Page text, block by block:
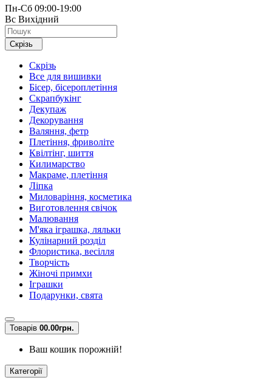
Пн-Сб 09:00-19:00
Вс Вихідний
Скрізь
Скрізь
Все для вишивки
Бісер, бісероплетіння
Скрапбукінг
Декупаж
Декорування
Валяння, фетр
Плетіння, фриволіте
Квілтінг, шиття
Килимарство
Макраме, плетіння
Ліпка
Миловаріння, косметика
Виготовлення свічок
Малювання
М'яка іграшка, ляльки
Кулінарний розділ
Флористика, весілля
Творчість
Жіночі примхи
Іграшки
Подарунки, свята
Товарів 00.00грн.
Ваш кошик порожній!
Категорії